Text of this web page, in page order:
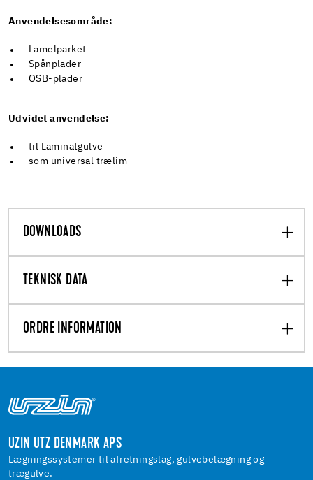
Anvendelsesområde:
Lamelparket
Spånplader
OSB-plader
Udvidet anvendelse:
til Laminatgulve
som universal trælim
DOWNLOADS
TEKNISK DATA
ORDRE INFORMATION
UZIN UTZ DENMARK APS
Lægningssystemer til afretningslag, gulvebelægning og
trægulve.